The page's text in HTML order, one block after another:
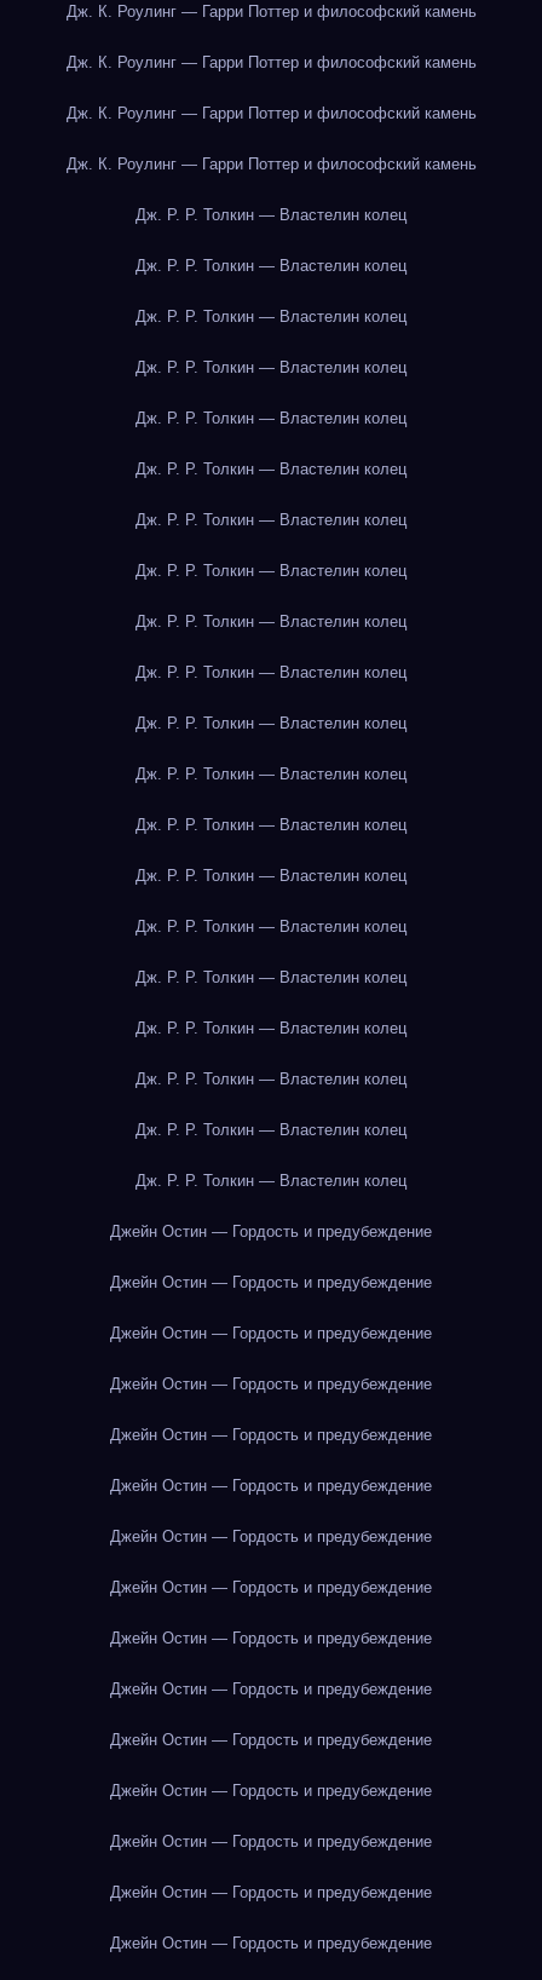
Дж. К. Роулинг — Гарри Поттер и философский камень
Дж. К. Роулинг — Гарри Поттер и философский камень
Дж. К. Роулинг — Гарри Поттер и философский камень
Дж. К. Роулинг — Гарри Поттер и философский камень
Дж. Р. Р. Толкин — Властелин колец
Дж. Р. Р. Толкин — Властелин колец
Дж. Р. Р. Толкин — Властелин колец
Дж. Р. Р. Толкин — Властелин колец
Дж. Р. Р. Толкин — Властелин колец
Дж. Р. Р. Толкин — Властелин колец
Дж. Р. Р. Толкин — Властелин колец
Дж. Р. Р. Толкин — Властелин колец
Дж. Р. Р. Толкин — Властелин колец
Дж. Р. Р. Толкин — Властелин колец
Дж. Р. Р. Толкин — Властелин колец
Дж. Р. Р. Толкин — Властелин колец
Дж. Р. Р. Толкин — Властелин колец
Дж. Р. Р. Толкин — Властелин колец
Дж. Р. Р. Толкин — Властелин колец
Дж. Р. Р. Толкин — Властелин колец
Дж. Р. Р. Толкин — Властелин колец
Дж. Р. Р. Толкин — Властелин колец
Дж. Р. Р. Толкин — Властелин колец
Дж. Р. Р. Толкин — Властелин колец
Джейн Остин — Гордость и предубеждение
Джейн Остин — Гордость и предубеждение
Джейн Остин — Гордость и предубеждение
Джейн Остин — Гордость и предубеждение
Джейн Остин — Гордость и предубеждение
Джейн Остин — Гордость и предубеждение
Джейн Остин — Гордость и предубеждение
Джейн Остин — Гордость и предубеждение
Джейн Остин — Гордость и предубеждение
Джейн Остин — Гордость и предубеждение
Джейн Остин — Гордость и предубеждение
Джейн Остин — Гордость и предубеждение
Джейн Остин — Гордость и предубеждение
Джейн Остин — Гордость и предубеждение
Джейн Остин — Гордость и предубеждение